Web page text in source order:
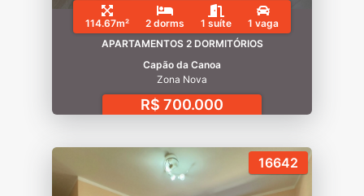
114.67m² 2 dorms 1 suíte
1 vaga
APARTAMENTOS 2 DORMITÓRIOS
Capão da Canoa
Zona Nova
R$ 700.000
16642